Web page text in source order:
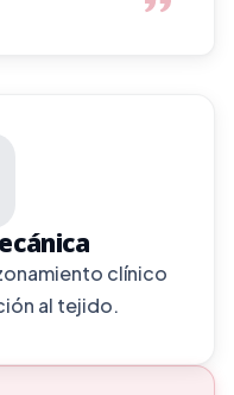
clínico
al tejido.